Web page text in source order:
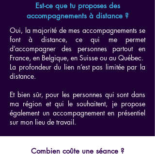
Est-ce que tu proposes des
accompagnements à distance ?
Oui, la majorité de mes accompagnements se
font à distance, ce qui me permet
d’accompagner des personnes partout en
France, en Belgique, en Suisse ou au Québec.
La profondeur du lien n’est pas limitée par la
distance.
Et bien sûr, pour les personnes qui sont dans
ma région et qui le souhaitent, je propose
également un accompagnement en présentiel
sur mon lieu de travail.
Combien coûte une séance ?